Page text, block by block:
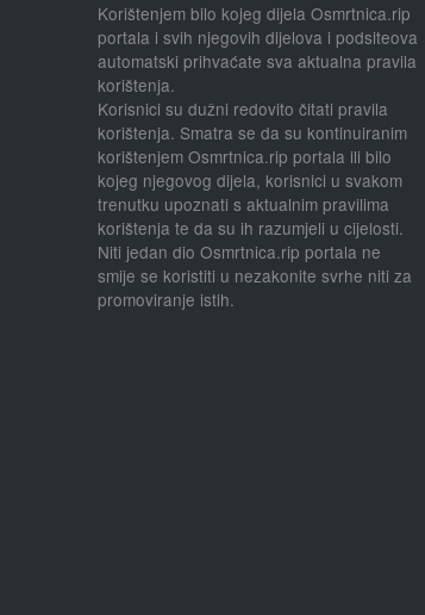
Korištenjem bilo kojeg dijela Osmrtnica.rip
portala i svih njegovih dijelova i podsiteova
automatski prihvaćate sva aktualna pravila
korištenja.
Korisnici su dužni redovito čitati pravila
korištenja. Smatra se da su kontinuiranim
korištenjem Osmrtnica.rip portala ili bilo
kojeg njegovog dijela, korisnici u svakom
trenutku upoznati s aktualnim pravilima
korištenja te da su ih razumjeli u cijelosti.
Niti jedan dio Osmrtnica.rip portala ne
smije se koristiti u nezakonite svrhe niti za
promoviranje istih.